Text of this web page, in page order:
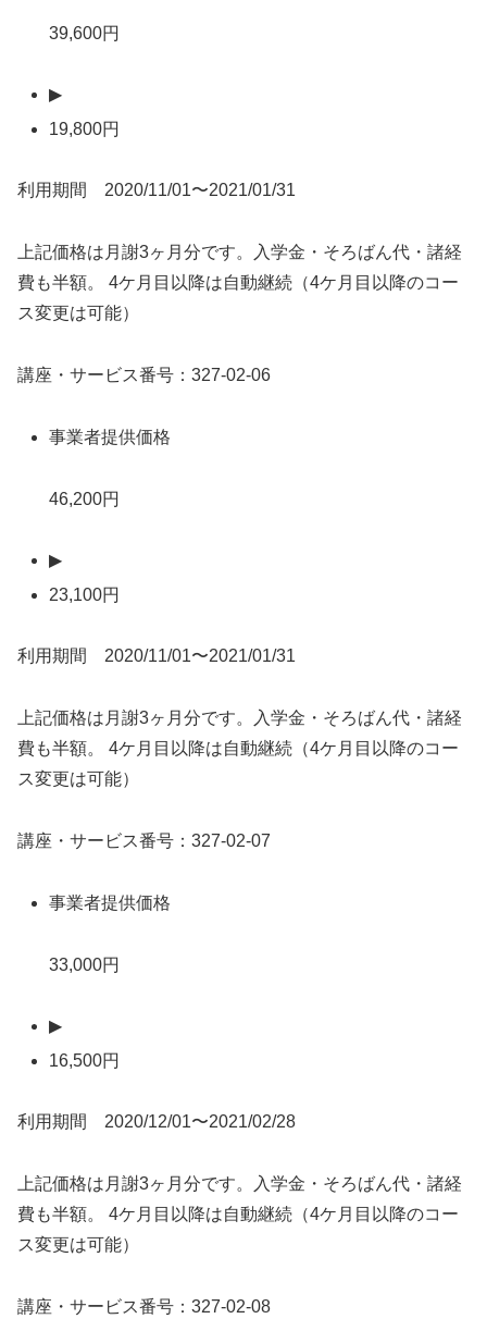
39,600円
▶
19,800円
利用期間 2020/11/01〜2021/01/31
上記価格は月謝3ヶ月分です。入学金・そろばん代・諸経
費も半額。 4ケ月目以降は自動継続（4ケ月目以降のコー
ス変更は可能）
講座・サービス番号：327-02-06
事業者提供価格
46,200円
▶
23,100円
利用期間 2020/11/01〜2021/01/31
上記価格は月謝3ヶ月分です。入学金・そろばん代・諸経
費も半額。 4ケ月目以降は自動継続（4ケ月目以降のコー
ス変更は可能）
講座・サービス番号：327-02-07
事業者提供価格
33,000円
▶
16,500円
利用期間 2020/12/01〜2021/02/28
上記価格は月謝3ヶ月分です。入学金・そろばん代・諸経
費も半額。 4ケ月目以降は自動継続（4ケ月目以降のコー
ス変更は可能）
講座・サービス番号：327-02-08